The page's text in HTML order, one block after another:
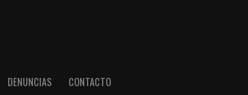
DENUNCIAS CONTACTO